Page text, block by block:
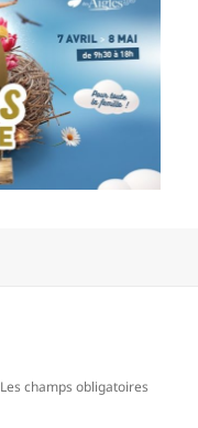
Les champs obligatoires